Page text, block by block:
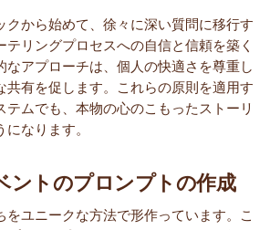
から始めて、徐々に深い質問に移行す
リングプロセスへの自信と信頼を築く
なアプローチは、個人の快適さを尊重し
有を促します。これらの原則を適用す
ムでも、本物の心のこもったストーリ
なります。
ントのプロンプトの作成
をユニークな方法で形作っています。こ